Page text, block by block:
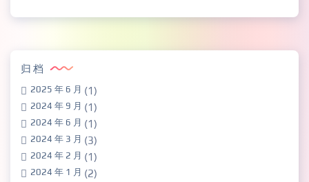
归档
2025 年 6 月 (1)
2024 年 9 月 (1)
2024 年 6 月 (1)
2024 年 3 月 (3)
2024 年 2 月 (1)
2024 年 1 月 (2)